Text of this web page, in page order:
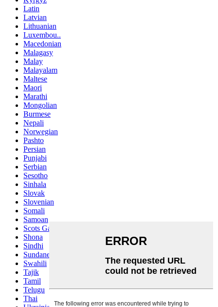
Latin
Latvian
Lithuanian
Luxembou..
Macedonian
Malagasy
Malay
Malayalam
Maltese
Maori
Marathi
Mongolian
Burmese
Nepali
Norwegian
Pashto
Persian
Punjabi
Serbian
Sesotho
Sinhala
Slovak
Slovenian
Somali
Samoan
Scots Gaelic
Shona
Sindhi
Sundanese
Swahili
Tajik
Tamil
Telugu
Thai